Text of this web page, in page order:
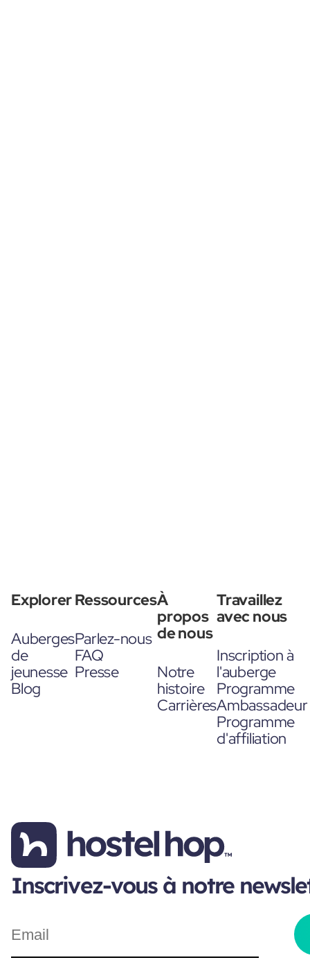
Explorer
Auberges
de
jeunesse
Blog
Ressources
Parlez-nous
FAQ
Presse
À
propos
de nous
Notre
histoire
Carrières
Travaillez
avec nous
Inscription à
l'auberge
Programme
Ambassadeur
Programme
d'affiliation
Inscrivez-vous à notre